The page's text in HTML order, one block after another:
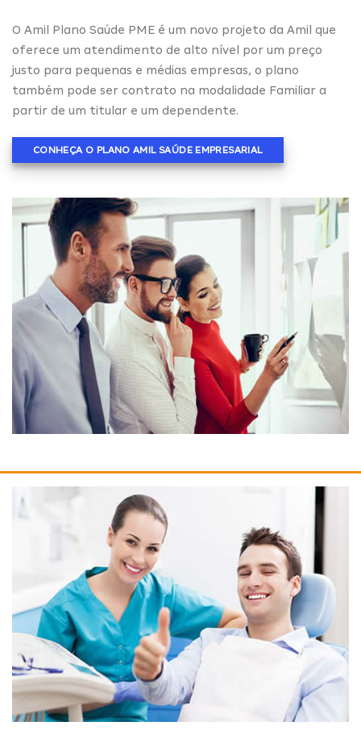
O Amil Plano Saúde PME é um novo projeto da Amil que
oferece um atendimento de alto nível por um preço
justo para pequenas e médias empresas, o plano
também pode ser contrato na modalidade Familiar a
partir de um titular e um dependente.
CONHEÇA O PLANO AMIL SAÚDE EMPRESARIAL